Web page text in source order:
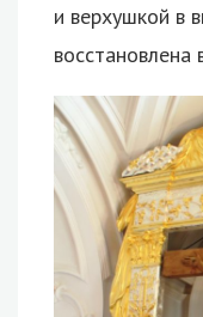
и верхушкой в
восстановлена